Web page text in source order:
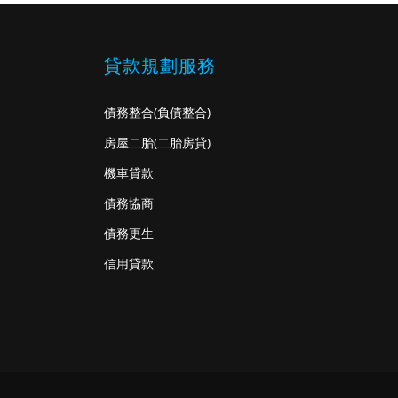
貸款規劃服務
債務整合(負債整合)
房屋二胎(二胎房貸)
機車貸款
債務協商
債務更生
信用貸款